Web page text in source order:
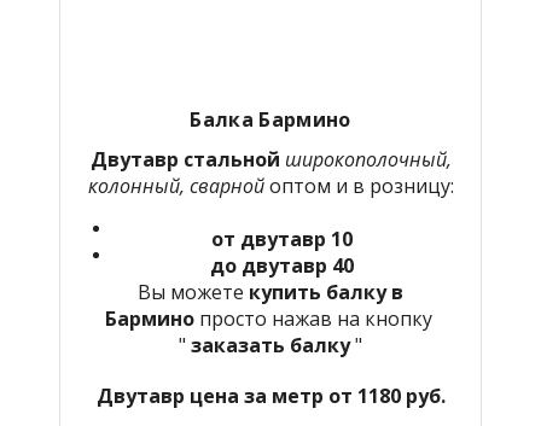
Балка Бармино
Двутавр стальной широкополочный,
колонный, сварнойоптом и в розницу:
от двутавр 10
до двутавр 40
Вы можете купить балку в
Бармино просто нажав на кнопку
" заказать балку"
Двутавр цена за метр от 1180 руб.